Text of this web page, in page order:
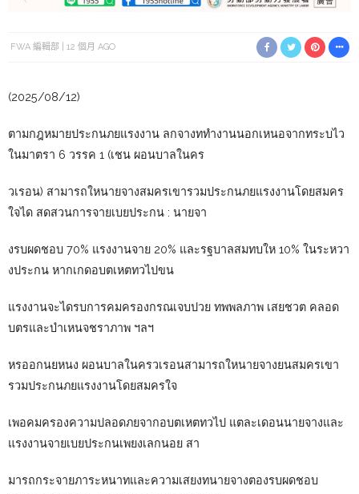
FWA 編輯部 12 個月 AGO
(2025/08/12)
ตามกฎหมายประกนภยแรงงาน ลกจางททำงานนอกเหนอจากทระบไว
ในมาตรา 6 วรรค 1 (เชน ผอนบาลในคร
วเรอน) สามารถใหนายจางสมครเขารวมประกนภยแรงงานโดยสมคร
ใจได สดสวนการจายเบยประกน : นายจา
งรบผดชอบ 70% แรงงานจาย 20% และรฐบาลสมทบให 10% ในระหวา
งประกน หากเกดอบตเหตทวไปขน
แรงงานจะไดรบการคมครองกรณเจบปวย ทพพลภาพ เสยชวต คลอด
บตรและบำเหนจชราภาพ ฯลฯ
หรออกนยหนง ผอนบาลในครวเรอนสามารถใหนายจางยนสมครเขา
รวมประกนภยแรงงานโดยสมครใจ
เพอคมครองความปลอดภยจากอบตเหตทวไป แตละเดอนนายจางและ
แรงงานจายเบยประกนเพยงเลกนอย สา
มารถกระจายภาระหนาทและความเสยงทนายจางตองรบผดชอบ